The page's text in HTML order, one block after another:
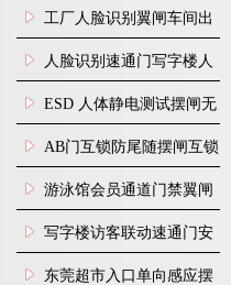
闸机双通道互锁防尾随闸
机
工厂人脸识别翼闸车间出
入口人行通道门禁
人脸识别速通门写字楼人
行通道闸门禁设备
ESD 人体静电测试摆闸无
尘车间防静电闸机
AB门互锁防尾随摆闸互锁
闸机
游泳馆会员通道门禁翼闸
写字楼访客联动速通门安
装
东莞超市入口单向感应摆